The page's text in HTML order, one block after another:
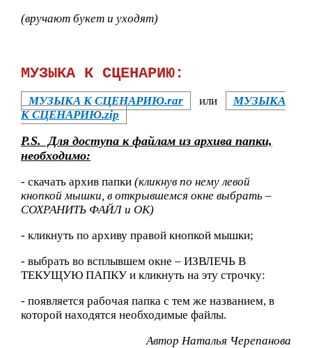
(вручают букет и уходят)
МУЗЫКА К СЦЕНАРИЮ:
МУЗЫКА К СЦЕНАРИЮ.rar или
МУЗЫКА
К СЦЕНАРИЮ.zip
P.S. Для доступа к файлам из архива папки,
необходимо:
- скачать архив папки (кликнув по нему левой
кнопкой мышки, в открывшемся окне выбрать –
СОХРАНИТЬ ФАЙЛ и ОК)
- кликнуть по архиву правой кнопкой мышки;
- выбрать во всплывшем окне – ИЗВЛЕЧЬ В
ТЕКУЩУЮ ПАПКУ и кликнуть на эту строчку:
- появляется рабочая папка с тем же названием, в
которой находятся необходимые файлы.
Автор Наталья Черепанова